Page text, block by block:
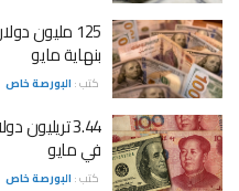
125 مليون
بنهاية مايو
كتب : البورصة خاص
3.44 تريليون
في مايو
كتب : البورصة خاص